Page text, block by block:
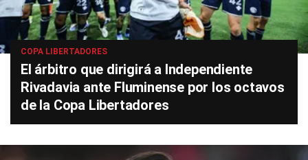
COPA LIBERTADORES
El árbitro que dirigirá a Independiente
Rivadavia ante Fluminense por los octavos
de la Copa Libertadores